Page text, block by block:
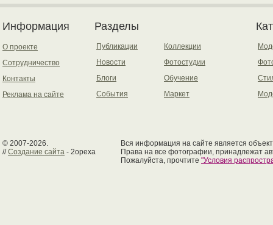
Информация
О проекте
Сотрудничество
Контакты
Реклама на сайте
Разделы
Публикации
Новости
Блоги
События
Коллекции
Фотостудии
Обучение
Маркет
© 2007-2026.
//Создание сайта - 2opexa
Вся информация на сайте является
Права на все фотографии, принадлежат
Пожалуйста, прочтите "Условия